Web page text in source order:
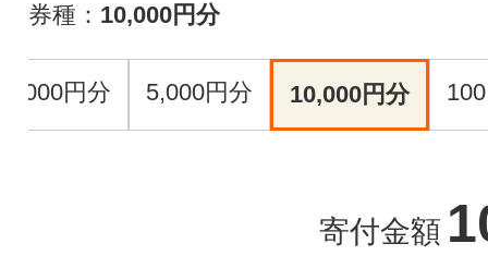
券種： 10,000円分
1,000円分 5,000円分 10,000円分
寄付金額